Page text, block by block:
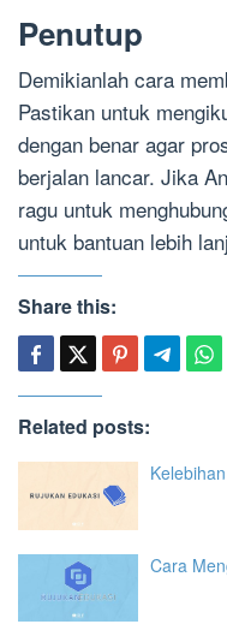
Penutup
Demikianlah cara
Pastikan untuk
dengan benar agar
berjalan lancar. Jika
ragu untuk
untuk bantuan lebih
Share this:
Related posts:
Cara